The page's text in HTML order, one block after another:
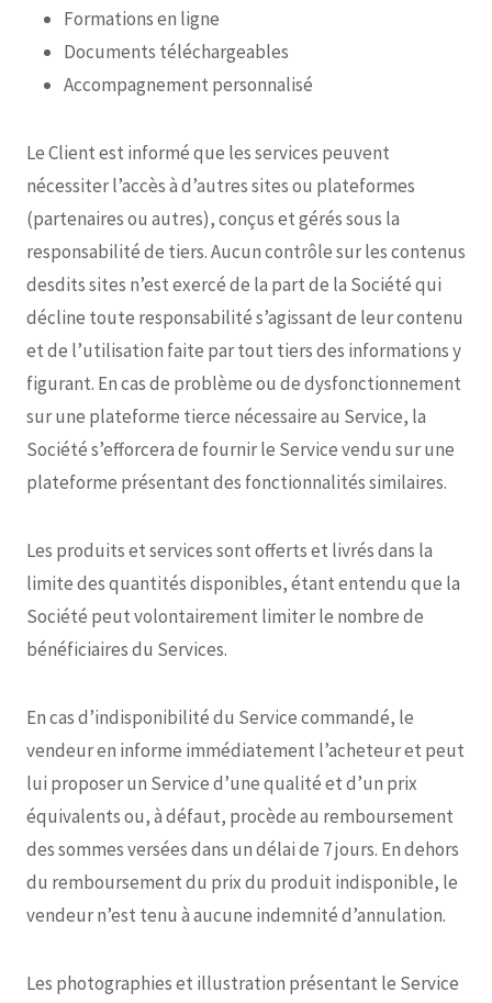
Formations en ligne
Documents téléchargeables
Accompagnement personnalisé
Le Client est informé que les services peuvent
nécessiter l’accès à d’autres sites ou plateformes
(partenaires ou autres), conçus et gérés sous la
responsabilité de tiers. Aucun contrôle sur les contenus
desdits sites n’est exercé de la part de la Société qui
décline toute responsabilité s’agissant de leur contenu
et de l’utilisation faite par tout tiers des informations y
figurant. En cas de problème ou de dysfonctionnement
sur une plateforme tierce nécessaire au Service, la
Société s’efforcera de fournir le Service vendu sur une
plateforme présentant des fonctionnalités similaires.
Les produits et services sont offerts et livrés dans la
limite des quantités disponibles, étant entendu que la
Société peut volontairement limiter le nombre de
bénéficiaires du Services.
En cas d’indisponibilité du Service commandé, le
vendeur en informe immédiatement l’acheteur et peut
lui proposer un Service d’une qualité et d’un prix
équivalents ou, à défaut, procède au remboursement
des sommes versées dans un délai de 7 jours. En dehors
du remboursement du prix du produit indisponible, le
vendeur n’est tenu à aucune indemnité d’annulation.
Les photographies et illustration présentant le Service